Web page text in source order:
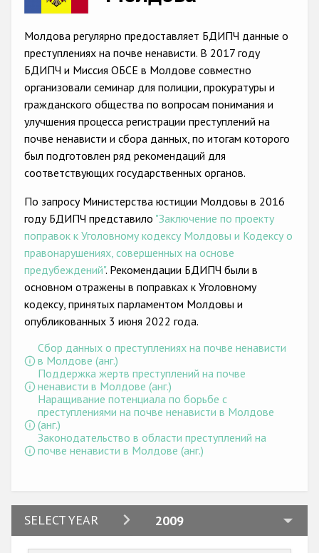
Anti-Roma hate crime
Anti-Semitic hate crime
Anti-Muslim hate crime
Anti-Christian hate crime
Other hate crime based on religion or belief
Gender-based hate crime
Anti-LGBTI hate crime
Disability hate crime
Проекты БДИПЧ
Организации гражданского общества
Государства-участники
Молдова регулярно предоставляет БДИПЧ данные о
преступлениях на почве ненависти. В 2017 году
БДИПЧ и Миссия ОБСЕ в Молдове совместно
организовали семинар для полиции, прокуратуры и
гражданского общества по вопросам понимания и
улучшения процесса регистрации преступлений на
почве ненависти и сбора данных, по итогам которого
был подготовлен ряд рекомендаций для
соответствующих государственных органов.
По запросу Министерства юстиции Молдовы в 2016
году БДИПЧ представило "Заключение по проекту
поправок к Уголовному кодексу Молдовы и Кодексу о
правонарушениях, совершенных на основе
предубеждений". Рекомендации БДИПЧ были в
основном отражены в поправках к Уголовному
кодексу, принятых парламентом Молдовы и
опубликованных 3 июня 2022 года.
Сбор данных о преступлениях на почве ненависти
в Молдове (анг.)
Поддержка жертв преступлений на почве
ненависти в Молдове (анг.)
Наращивание потенциала по борьбе с
преступлениями на почве ненависти в Молдове
(анг.)
Законодательство в области преступлений на
почве ненависти в Молдове (анг.)
SELECT YEAR 2009
2024